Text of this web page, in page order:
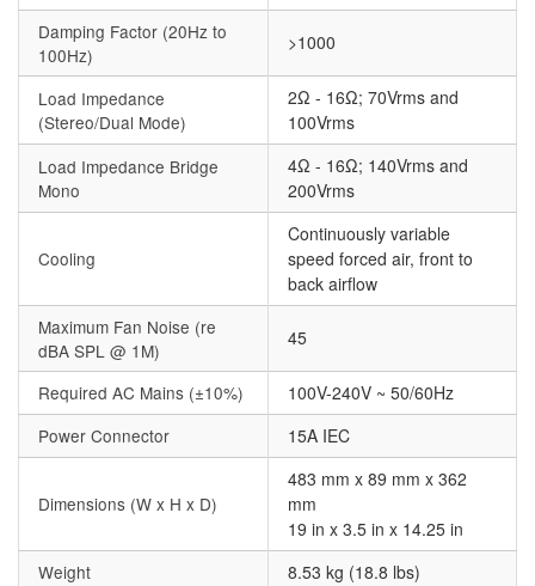
Damping Factor (20Hz to
100Hz)
>1000
Load Impedance
(Stereo/Dual Mode)
2Ω - 16Ω; 70Vrms and
100Vrms
Load Impedance Bridge
Mono
4Ω - 16Ω; 140Vrms and
200Vrms
Cooling
Continuously variable
speed forced air, front to
back airflow
Maximum Fan Noise (re
dBA SPL @ 1M)
45
Required AC Mains (±10%)
100V-240V ~ 50/60Hz
Power Connector
15A IEC
Dimensions (W x H x D)
483 mm x 89 mm x 362
mm
19 in x 3.5 in x 14.25 in
Weight
8.53 kg (18.8 lbs)